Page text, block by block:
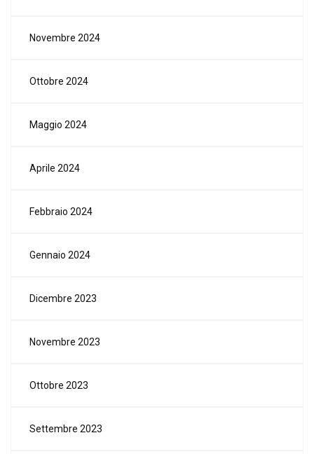
Novembre 2024
Ottobre 2024
Maggio 2024
Aprile 2024
Febbraio 2024
Gennaio 2024
Dicembre 2023
Novembre 2023
Ottobre 2023
Settembre 2023